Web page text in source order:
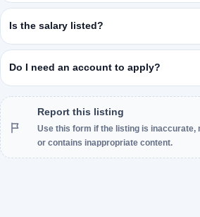
Is the salary listed?
Do I need an account to apply?
Report this listing
Use this form if the listing is inaccurate,
or contains inappropriate content.